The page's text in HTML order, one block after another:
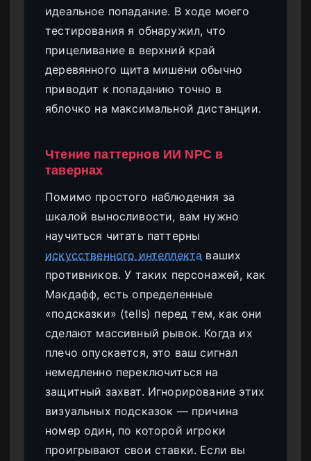
идеальное попадание. В ходе моего
тестирования я обнаружил, что
прицеливание в верхний край
деревянного щита мишени обычно
приводит к попаданию точно в
яблочко на максимальной дистанции.
Чтение паттернов ИИ NPC в
тавернах
Помимо простого наблюдения за
шкалой выносливости, вам нужно
научиться читать паттерны
искусственного интеллекта ваших
противников. У таких персонажей, как
Макдафф, есть определенные
«подсказки» (tells) перед тем, как они
сделают массивный рывок. Когда их
плечо опускается, это ваш сигнал
немедленно переключиться на
защитный захват. Игнорирование этих
визуальных подсказок — причина
номер один, по которой игроки
проигрывают свои ставки. Если вы